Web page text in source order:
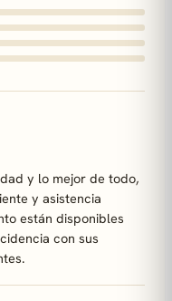
y lo mejor de todo,
y asistencia
están disponibles
con sus